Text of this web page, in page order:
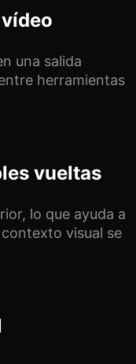
una salida
herramientas
vueltas
lo que ayuda a
visual se